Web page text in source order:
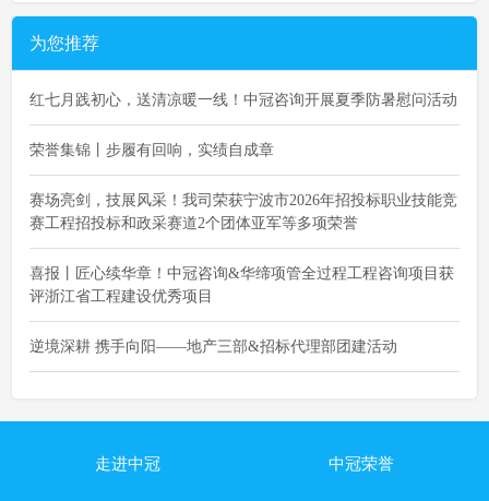
为您推荐
红七月践初心，送清凉暖一线！中冠咨询开展夏季防暑慰问活动
荣誉集锦丨步履有回响，实绩自成章
赛场亮剑，技展风采！我司荣获宁波市2026年招投标职业技能竞
赛工程招投标和政采赛道2个团体亚军等多项荣誉
喜报丨匠心续华章！中冠咨询&华缔项管全过程工程咨询项目获
评浙江省工程建设优秀项目
逆境深耕 携手向阳——地产三部&招标代理部团建活动
走进中冠 中冠荣誉